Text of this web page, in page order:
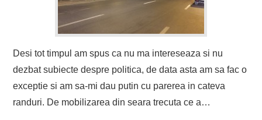
Desi tot timpul am spus ca nu ma intereseaza si nu
dezbat subiecte despre politica, de data asta am sa fac o
exceptie si am sa-mi dau putin cu parerea in cateva
randuri. De mobilizarea din seara trecuta ce a…